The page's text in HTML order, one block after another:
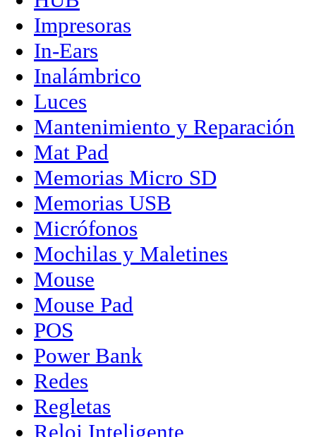
Impresoras
In-Ears
Inalámbrico
Luces
Mantenimiento y Reparación
Mat Pad
Memorias Micro SD
Memorias USB
Micrófonos
Mochilas y Maletines
Mouse
Mouse Pad
POS
Power Bank
Redes
Regletas
Reloj Inteligente